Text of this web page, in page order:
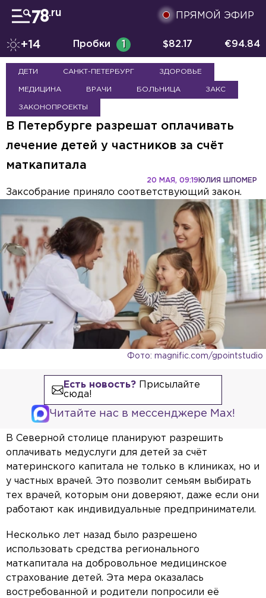
ПРЯМОЙ ЭФИР
+14 Пробки 1 $82.17 €94.84
ДЕТИ САНКТ-ПЕТЕРБУРГ ЗДОРОВЬЕ
МЕДИЦИНА ВРАЧИ БОЛЬНИЦА ЗАКС
ЗАКОНОПРОЕКТЫ
В Петербурге разрешат оплачивать
лечение детей у частников за счёт
маткапитала
ЮЛИЯ ШПОМЕР
20 МАЯ, 09:19
Заксобрание приняло соответствующий закон.
Фото: magnific.com/gpointstudio
Есть новость?Присылайте
сюда!
Читайте нас в мессенджере Max!
В Северной столице планируют разрешить
оплачивать медуслуги для детей за счёт
материнского капитала не только в клиниках, но и
у частных врачей. Это позволит семьям выбирать
тех врачей, которым они доверяют, даже если они
работают как индивидуальные предприниматели.
Несколько лет назад было разрешено
использовать средства регионального
маткапитала на добровольное медицинское
страхование детей. Эта мера оказалась
востребованной и родители попросили её